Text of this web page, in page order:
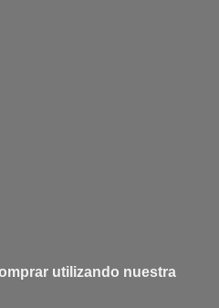
utilizando nuestra